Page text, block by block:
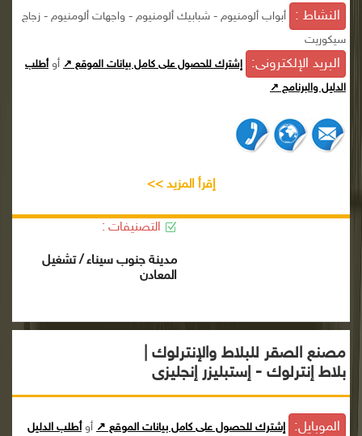
النشاط :
أبواب ألومنيوم - شبابيك ألومنيوم - واجهات ألومنيوم - زجاج
سيكوريت
البريد الإلكترونى: إشترك للحصول على كامل بيانات الموقع ↗ أوأطلب
الدليل والبرنامج ↗
إقرأ المزيد >>
التصنيفات :
مدينة جنوب سيناء / تشغيل
المعادن
مصنع الصقر للبلاط والإنترلوك |
بلاط إنترلوك - إستبليزر إنجليزى
الموبايل: إشترك للحصول على كامل بيانات الموقع ↗ أوأطلب الدليل